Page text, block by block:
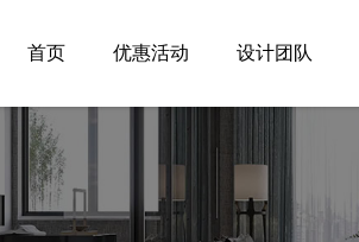
首页 优惠活动 设计团队